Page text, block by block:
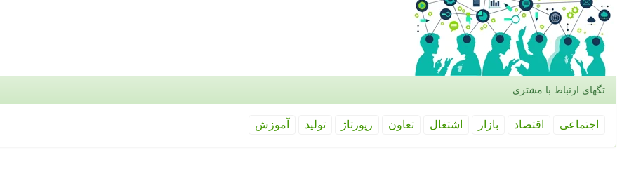
تگهای ارتباط با مشتری
اجتماعی اقتصاد بازار اشتغال تعاون رپورتاژ تولید آموزش